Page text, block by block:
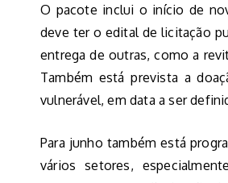
O pacote inclui o início de
deve ter o edital de licitação
entrega de outras, como a
Também está prevista a
vulnerável, em data a ser
Para junho também está
vários setores,